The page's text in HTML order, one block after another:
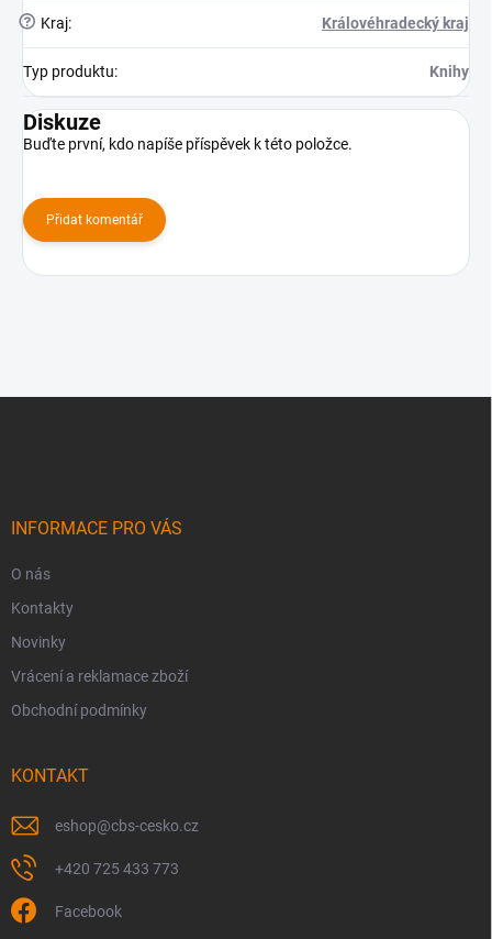
? Kraj: Královéhradecký kraj
Typ produktu: Knihy
Diskuze
Buďte první, kdo napíše příspěvek k této položce.
Přidat komentář
INFORMACE PRO VÁS
O nás
Kontakty
Novinky
Vrácení a reklamace zboží
Obchodní podmínky
KONTAKT
eshop@cbs-cesko.cz
+420 725 433 773
Facebook